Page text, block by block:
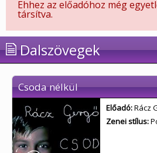
Ehhez az előadóhoz még
társítva.
Dalszövegek
Csoda nélkül
Előadó:Rácz
Zenei stílus: